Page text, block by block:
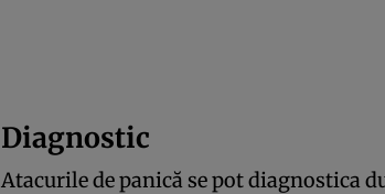
Diagnostic
Atacurile de panică se pot diagnostica